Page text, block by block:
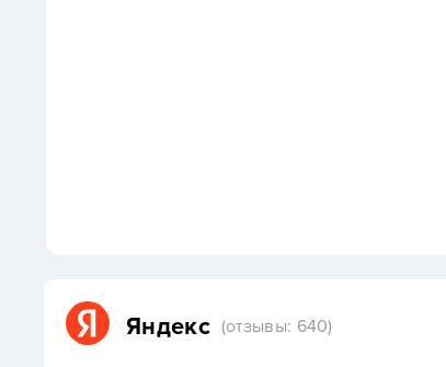
Яндекс (отзывы: 640)